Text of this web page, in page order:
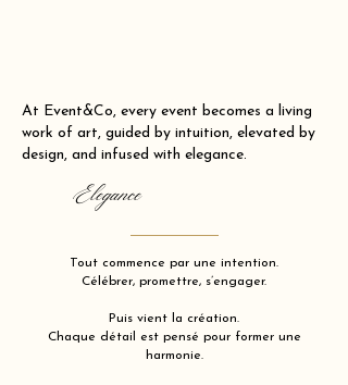
At Event&Co, every event becomes a living
work of art, guided by intuition, elevated by
design, and infused with elegance.
Elegance
Tout commence par une intention.
Célébrer, promettre, s’engager.
Puis vient la création.
Chaque détail est pensé pour former une
harmonie.